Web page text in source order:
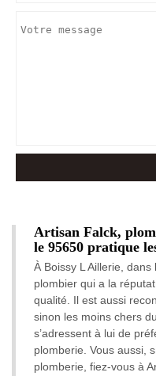
Artisan Falck,
le 95650 pratique
À Boissy L Aillerie,
plombier qui a la
qualité. Il est aussi
sinon les moins chers
s’adressent à lui de
plomberie. Vous aussi,
plomberie, fiez-vous à